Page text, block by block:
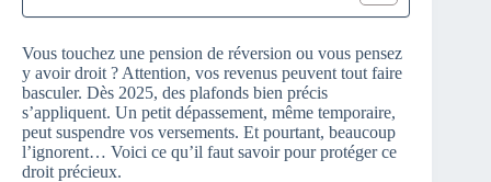
Vous touchez une pension de réversion ou vous pensez
y avoir droit ? Attention, vos revenus peuvent tout faire
basculer. Dès 2025, des plafonds bien précis
s’appliquent. Un petit dépassement, même temporaire,
peut suspendre vos versements. Et pourtant, beaucoup
l’ignorent… Voici ce qu’il faut savoir pour protéger ce
droit précieux.